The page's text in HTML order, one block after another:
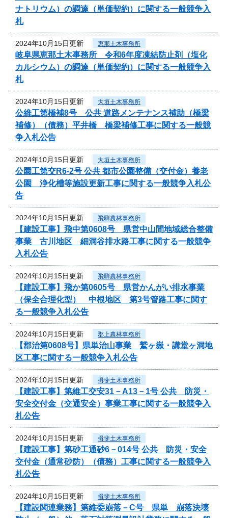
ナトリウム）の調達（単価契約）に関する一般競争入
札
2024年10月15日更新 恵那土木事務所
岐阜県恵那土木事務所 令和6年度凍結防止剤（塩化
カルシウム）の調達（単価契約）に関する一般競争入
札
2024年10月15日更新 大垣土木事務所
公維工第橋補8号 公共 道路メンテナンス補助（橋梁
補修）（債務）平井橋 橋梁補修工事に関する一般競
争入札公告
2024年10月15日更新 大垣土木事務所
公園工第交R6-2号 公共 都市公園整備（交付金）養老
公園 浄化槽等施設更新工事に関する一般競争入札公
告
2024年10月15日更新 飛騨農林事務所
【建設工事】飛中第0608号 県営中山間地域総合整備
事業 古川地区 細洞谷排水路工事に関する一般競争
入札公告
2024年10月15日更新 飛騨農林事務所
【建設工事】飛か第0605号 県営かんがい排水事業
（保全合理化型） 中根地区 第3号管路工事に関す
る一般競争入札公告
2024年10月15日更新 郡上農林事務所
【郡治第0608号】県単治山事業 鷲ヶ嶽・講堂ヶ洞地
区工事に関する一般競争入札公告
2024年10月15日更新 揖斐土木事務所
【建設工事】第維工交安31－A13－1号 公共 防災・
安全交付金（交通安全）事業工事に関する一般競争入
札公告
2024年10月15日更新 揖斐土木事務所
【建設工事】第砂工通砂6－014号 公共 防災・安全
交付金（通常砂防）（債務）工事に関する一般競争入
札公告
2024年10月15日更新 揖斐土木事務所
【建設関連業務】第維委崩落－C号 県単 崩落決壊